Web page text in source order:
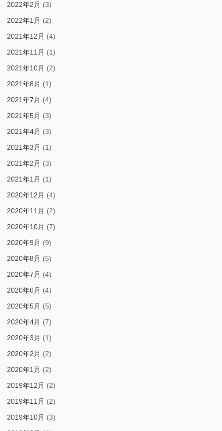
2022年2月 (3)
2022年1月 (2)
2021年12月 (4)
2021年11月 (1)
2021年10月 (2)
2021年8月 (1)
2021年7月 (4)
2021年5月 (3)
2021年4月 (3)
2021年3月 (1)
2021年2月 (3)
2021年1月 (1)
2020年12月 (4)
2020年11月 (2)
2020年10月 (7)
2020年9月 (9)
2020年8月 (5)
2020年7月 (4)
2020年6月 (4)
2020年5月 (5)
2020年4月 (7)
2020年3月 (1)
2020年2月 (2)
2020年1月 (2)
2019年12月 (2)
2019年11月 (2)
2019年10月 (3)